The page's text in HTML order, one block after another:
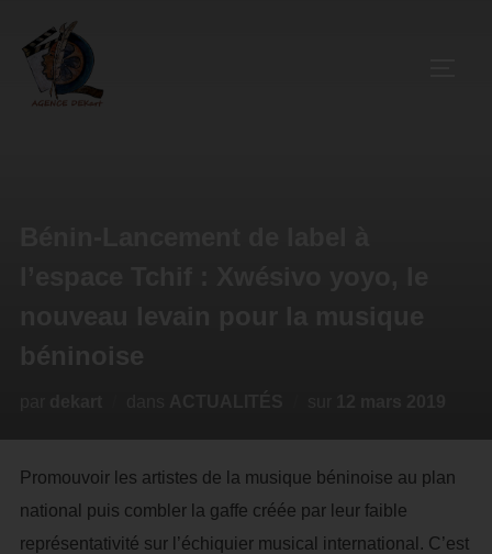
Promouvoir les artistes de la musique béninoise au plan
national puis combler la gaffe créée par leur faible
représentativité sur l’échiquier musical international. C’est